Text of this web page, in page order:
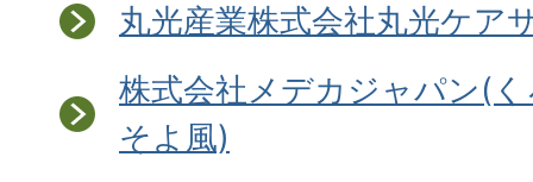
丸光産業株式会社丸光ケア
株式会社メデカジャパン(
そよ風)